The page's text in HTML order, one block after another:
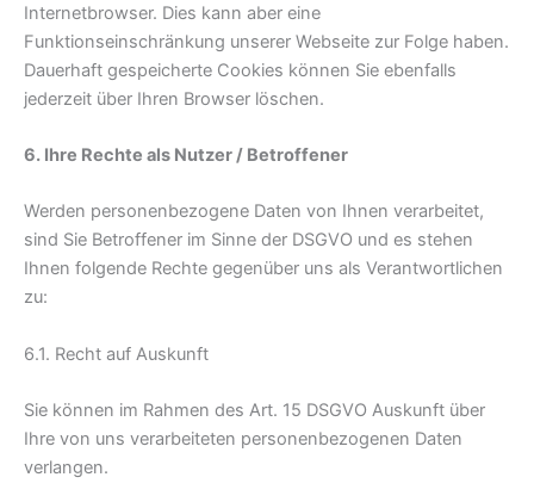
Internetbrowser. Dies kann aber eine
Funktionseinschränkung unserer Webseite zur Folge haben.
Dauerhaft gespeicherte Cookies können Sie ebenfalls
jederzeit über Ihren Browser löschen.
6. Ihre Rechte als Nutzer / Betroffener
Werden personenbezogene Daten von Ihnen verarbeitet,
sind Sie Betroffener im Sinne der DSGVO und es stehen
Ihnen folgende Rechte gegenüber uns als Verantwortlichen
zu:
6.1. Recht auf Auskunft
Sie können im Rahmen des Art. 15 DSGVO Auskunft über
Ihre von uns verarbeiteten personenbezogenen Daten
verlangen.